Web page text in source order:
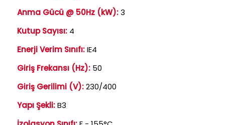
Anma Gücü @ 50Hz (kW):3
Kutup Sayısı: 4
Enerji Verim Sınıfı:IE4
Giriş Frekansı (Hz): 50
Giriş Gerilimi (V):230/400
Yapı Şekli:B3